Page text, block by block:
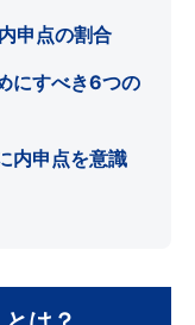
申点の割合
にすべき6つの
内申点を意識